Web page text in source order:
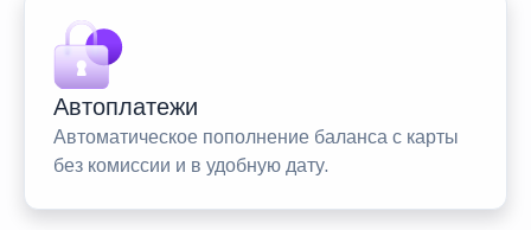
Автоплатежи
Автоматическое пополнение баланса с карты
без комиссии и в удобную дату.